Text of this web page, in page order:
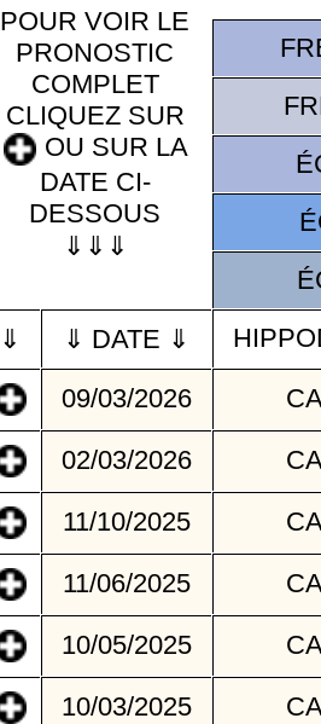
POUR VOIR LE
PRONOSTIC
COMPLET
CLIQUEZ SUR
OU SUR LA
DATE CI-
DESSOUS
⇓⇓⇓
⇓
⇓ DATE ⇓
09/03/2026
02/03/2026
11/10/2025
11/06/2025
10/05/2025
10/03/2025